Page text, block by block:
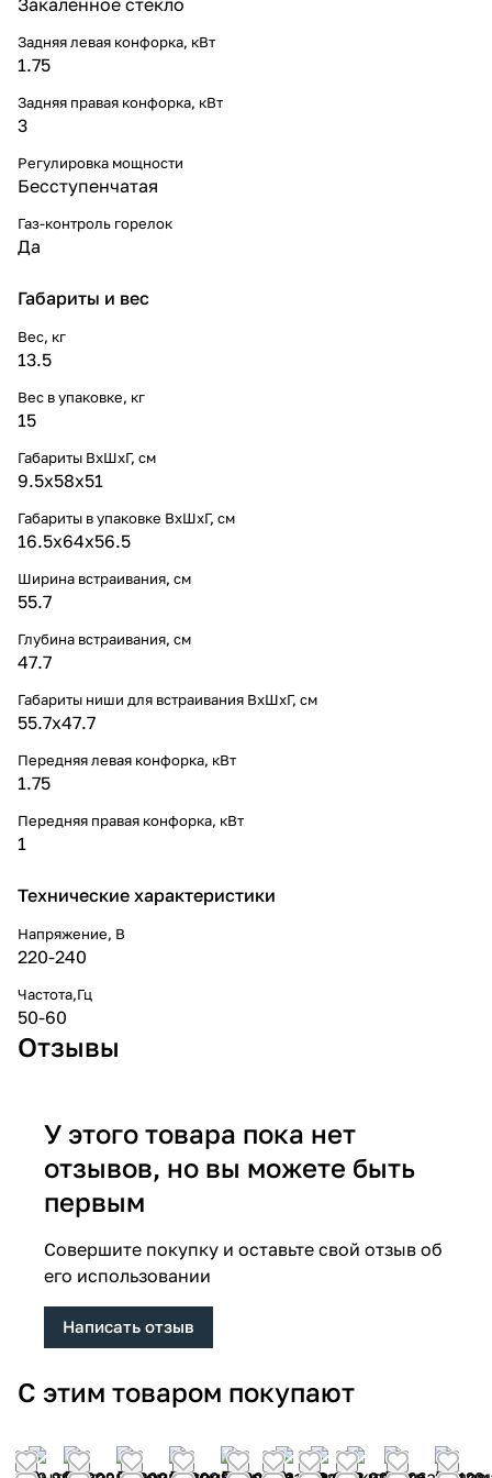
Задняя левая конфорка, кВт
1.75
Задняя правая конфорка, кВт
3
Регулировка мощности
Бесступенчатая
Газ-контроль горелок
Да
Габариты и вес
Вес, кг
13.5
Вес в упаковке, кг
15
Габариты ВхШхГ, cм
9.5х58х51
Габариты в упаковке ВхШхГ, cм
16.5х64х56.5
Ширина встраивания, см
55.7
Глубина встраивания, см
47.7
Габариты ниши для встраивания ВхШхГ, cм
55.7х47.7
Передняя левая конфорка, кВт
1.75
Передняя правая конфорка, кВт
1
Технические характеристики
Напряжение, В
220-240
Частота,Гц
50-60
Отзывы
У этого товара пока нет
отзывов, но вы можете быть
первым
Совершите покупку и оставьте свой отзыв об
его использовании
Написать отзыв
С этим товаром покупают